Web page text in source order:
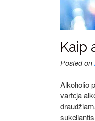
Kaip
Posted on
Alkoholio
vartoja
sukeliantis